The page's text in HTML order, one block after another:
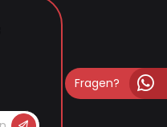
Fragen?